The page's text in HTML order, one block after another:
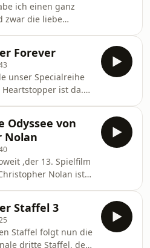
des Horrors
Dead Burn und
Ice Cream Man
ihr ab 6. August im
ich einen ganz
zwar die liebe
Wir beide
Folge, den
Undertone, welcher
hat. Dieser Film
von zwei
Podcastern (Evy
unbekannter
bekommen.
Forever
unser Specialreihe
ist da.
trotz ihrer
Zukunftsplänen
gemeinsame
erfahrt ihr in
Teil der
geben wir euch am
um das großse
Ende dieser Serie
Odyssee von
Nolan
,der 13. Spielfilm
Nolan ist
tollen Gästen und
von den
Bevor wir
Staffel 3
Staffel folgt nun die
dritte Staffel, der